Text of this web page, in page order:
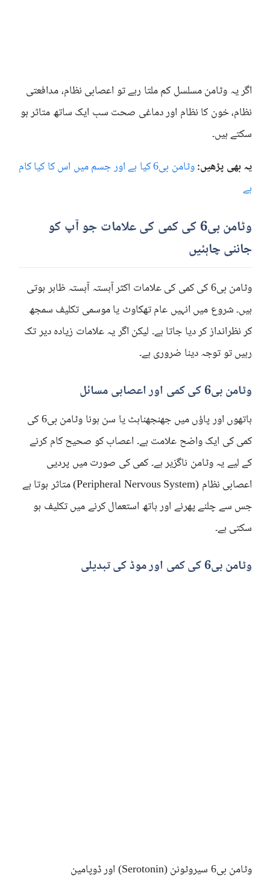
اگر یہ وٹامن مسلسل کم ملتا رہے تو اعصابی نظام، مدافعتی
نظام، خون کا نظام اور دماغی صحت سب ایک ساتھ متاثر ہو
سکتے ہیں۔
یہ بھی پڑھیں:
وٹامن بی6 کیا ہے اور جسم میں اس کا کیا کام
ہے
وٹامن بی6 کی کمی کی علامات جو آپ کو
جاننی چاہئیں
وٹامن بی6 کی کمی کی علامات اکثر آہستہ آہستہ ظاہر ہوتی
ہیں۔ شروع میں انہیں عام تھکاوٹ یا موسمی تکلیف سمجھ
کر نظرانداز کر دیا جاتا ہے۔ لیکن اگر یہ علامات زیادہ دیر تک
رہیں تو توجہ دینا ضروری ہے۔
وٹامن بی6 کی کمی اور اعصابی مسائل
ہاتھوں اور پاؤں میں جھنجھناہٹ یا سن ہونا وٹامن بی6 کی
کمی کی ایک واضح علامت ہے۔ اعصاب کو صحیح کام کرنے
کے لیے یہ وٹامن ناگزیر ہے۔ کمی کی صورت میں پردیی
اعصابی نظام (Peripheral Nervous System) متاثر ہوتا ہے
جس سے چلنے پھرنے اور ہاتھ استعمال کرنے میں تکلیف ہو
سکتی ہے۔
وٹامن بی6 کی کمی اور موڈ کی تبدیلی
وٹامن بی6 سیروٹونن (Serotonin) اور ڈوپامین